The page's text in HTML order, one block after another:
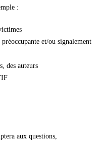
:
et/ou signalement
des auteurs
aux questions,